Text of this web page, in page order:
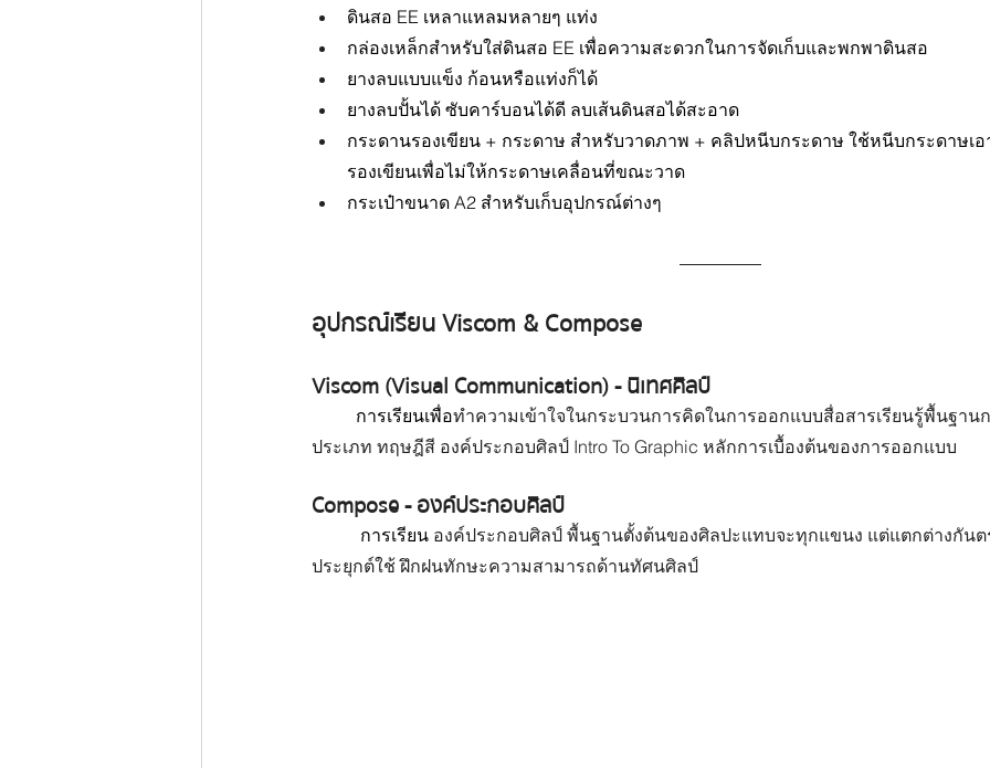
ดินสอ EE เหลาแหลมหลายๆ แท่ง
กล่องเหล็กสำหรับใส่ดินสอ EE เพื่อความสะดวกในการจัดเก็บและพกพาดินสอ
ยางลบแบบแข็ง ก้อนหรือแท่งก็ได้
ยางลบปั้นได้ ซับคาร์บอนได้ดี ลบเส้นดินสอได้สะอาด
กระดานรองเขียน + กระดาษ สำหรับวาดภาพ + คลิปหนีบกระดาษ ใช้หนีบกระดาษเ
รองเขียนเพื่อไม่ให้กระดาษเคลื่อนที่ขณะวาด
กระเป๋าขนาด A2 สำหรับเก็บอุปกรณ์ต่างๆ
อุปกรณ์เรียน Viscom & Compose
Viscom (Visual Communication) - นิเทศศิลป์
	การเรียนเพื่อ
ทำความเข้าใจในกระบวนการคิดในการออกแบบสื่อสารเรียนรู้พื้นฐาน
ประเภท ทฤษฎีสี องค์ประกอบศิลป์ ​Intro To Graphic หลักการเบื้องต้นของการออกแบบ
Compose - องค์ประกอบศิลป์
	 การเรียน
องค์ประกอบศิลป์ พื้นฐานตั้งต้นของศิลปะแทบจะทุกแขนง แต่แตกต่างกันต
ประยุกต์ใช้ ฝึกฝนทักษะความสามารถด้านทัศนศิลป์